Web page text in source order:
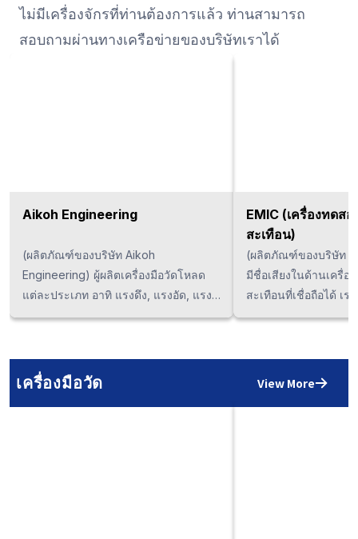
ไม่มีเครื่องจักรที่ท่านต้องการแล้ว ท่านสามารถ
สอบถามผ่านทางเครือข่ายของบริษัทเราได้
Aikoh Engineering
(ผลิตภัณฑ์ของบริษัท Aikoh
Engineering) ผู้ผลิตเครื่องมือวัดโหลด
แต่ละประเภท อาทิ แรงดึง, แรงอัด, แรง
หมุน ฯลฯ สามารถใช้ทดสอบผลิตภัณฑ์ได้
มีกำลังสูงถึง 200KN ด้วยโครงสร้างที่
EMIC (เครื่องทดส
สะเทือน)
(ผลิตภัณฑ์ของบริษัท
มีชื่อเสียงในด้านเครื่อ
สะเทือนที่เชื่อถือได้ เร
การสั่นสะเทือนและเค
อุปกรณ์ทดสอบการสั่น
เครื่องมือวัด View More